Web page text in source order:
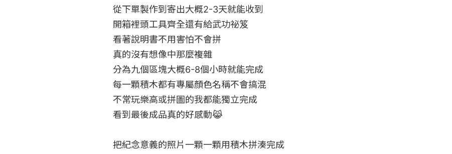
從下單製作到寄出大概2-3天就能收到
開箱裡頭工具齊全還有給武功祕笈
看著說明書不用害怕不會拼
真的沒有想像中那麼複雜
分為九個區塊大概6-8個小時就能完成
每一顆積木都有專屬顏色名稱不會搞混
不常玩樂高或拼圖的我都能獨立完成
看到最後成品真的好感動😹
把紀念意義的照片一顆一顆用積木拼湊完成